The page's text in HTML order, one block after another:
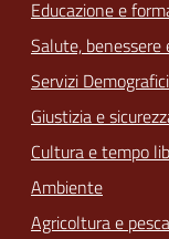
Educazione e
Salute, benessere
Servizi Demografici
Giustizia e
Cultura e tempo
Ambiente
Agricoltura e pesca